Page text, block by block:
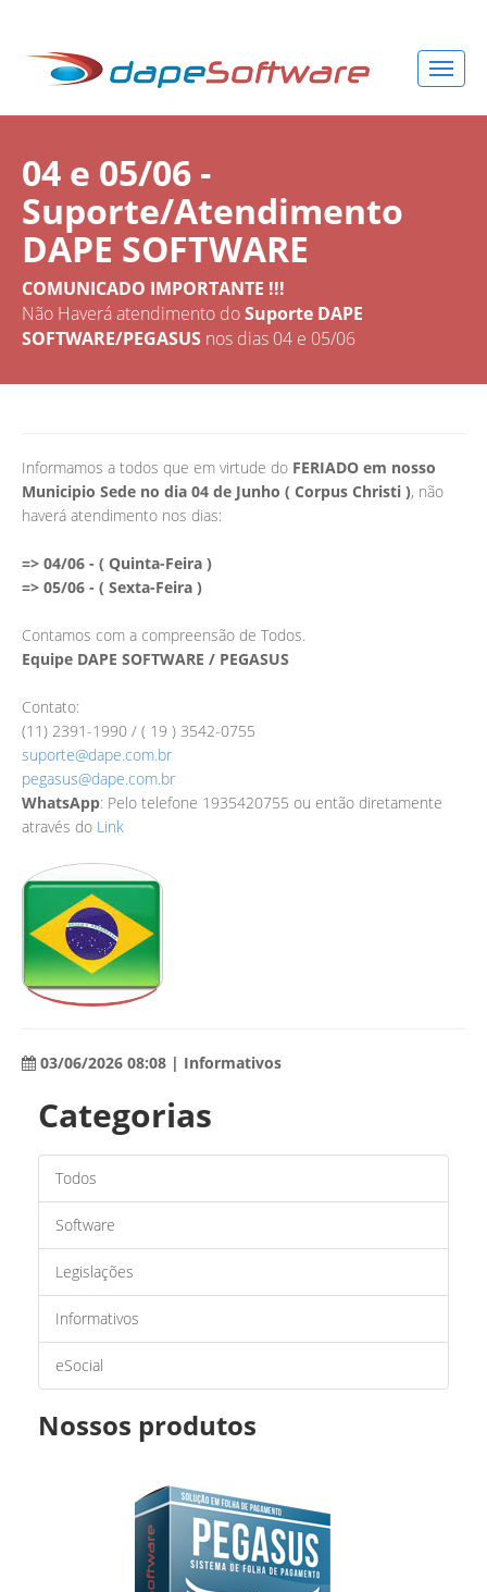
04 e 05/06 -
Suporte/Atendimento
DAPE SOFTWARE
COMUNICADO IMPORTANTE !!!
Não Haverá atendimento doSuporte DAPE
SOFTWARE/PEGASUS nos dias 04 e 05/06
Informamos a todos que em virtude do FERIADO em nosso
Municipio Sede no dia 04 de Junho ( Corpus Christi ), não
haverá atendimento nos dias:
=> 04/06 - ( Quinta-Feira )
=> 05/06 - ( Sexta-Feira )
Contamos com a compreensão de Todos.
Equipe DAPE SOFTWARE / PEGASUS
Contato:
(11) 2391-1990 / ( 19 ) 3542-0755
suporte@dape.com.br
pegasus@dape.com.br
WhatsApp: Pelo telefone 1935420755 ou então diretamente
através do Link
03/06/2026 08:08 | Informativos
Categorias
Todos
Software
Legislações
Informativos
eSocial
Nossos produtos